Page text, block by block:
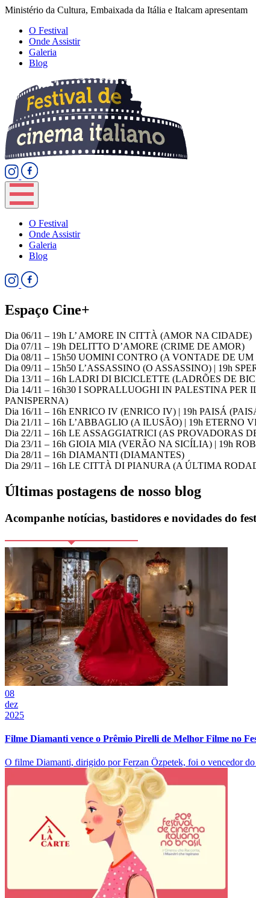
Ministério da Cultura, Embaixada da Itália e Italcam apresentam
O Festival
Onde Assistir
Galeria
Blog
O Festival
Onde Assistir
Galeria
Blog
Espaço Cine+
Dia 06/11 – 19h L’ AMORE IN CITTÀ (AMOR NA CIDADE)
Dia 07/11 – 19h DELITTO D’AMORE (CRIME DE AMOR)
Dia 08/11 – 15h50 UOMINI CONTRO (A VONTADE DE
Dia 09/11 – 15h50 L’ASSASSINO (O ASSASSINO) | 19h
Dia 13/11 – 16h LADRI DI BICICLETTE (LADRÕES DE
Dia 14/11 – 16h30 I SOPRALLUOGHI IN PALESTINA
PANISPERNA)
Dia 16/11 – 16h ENRICO IV (ENRICO IV) | 19h PAISÁ
Dia 21/11 – 16h L’ABBAGLIO (A ILUSÃO) | 19h ETERNO
Dia 22/11 – 16h LE ASSAGGIATRICI (AS PROVADORAS
Dia 23/11 – 16h GIOIA MIA (VERÃO NA SICÍLIA) | 19h
Dia 28/11 – 16h DIAMANTI (DIAMANTES)
Dia 29/11 – 16h LE CITTÀ DI PIANURA (A ÚLTIMA
Últimas postagens de nosso blog
Acompanhe notícias, bastidores e novidades do
08
dez
2025
Filme Diamanti vence o Prêmio Pirelli de Melhor Filme no
O filme Diamanti, dirigido por Ferzan Özpetek, foi o vencedor